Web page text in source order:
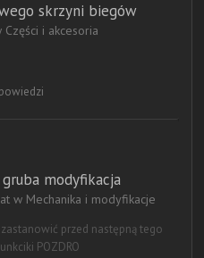
skrzyni biegów
Części i akcesoria
modyfikacja
w Mechanika i modyfikacje
przed następną tego
POZDRO